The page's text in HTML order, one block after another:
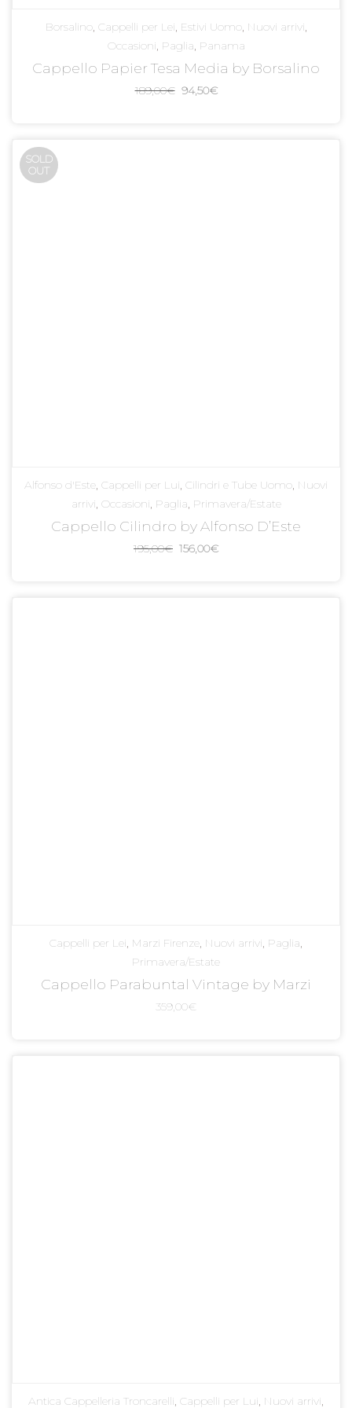
Borsalino, Cappelli per Lei, Estivi Uomo, Nuovi arrivi,
Occasioni, Paglia, Panama
Cappello Papier Tesa Media by Borsalino
189,00€ Il94,50€
SOLD
OUT
Alfonso d'Este, Cappelli per Lui, Cilindri e Tube Uomo, Nuovi
arrivi, Occasioni, Paglia, Primavera/Estate
Cappello Cilindro by Alfonso D’Este
195,00€ Il156,00€
Cappelli per Lei, Marzi Firenze, Nuovi arrivi, Paglia,
Primavera/Estate
Cappello Parabuntal Vintage by Marzi
359,00€
Antica Cappelleria Troncarelli, Cappelli per Lui, Nuovi arrivi,